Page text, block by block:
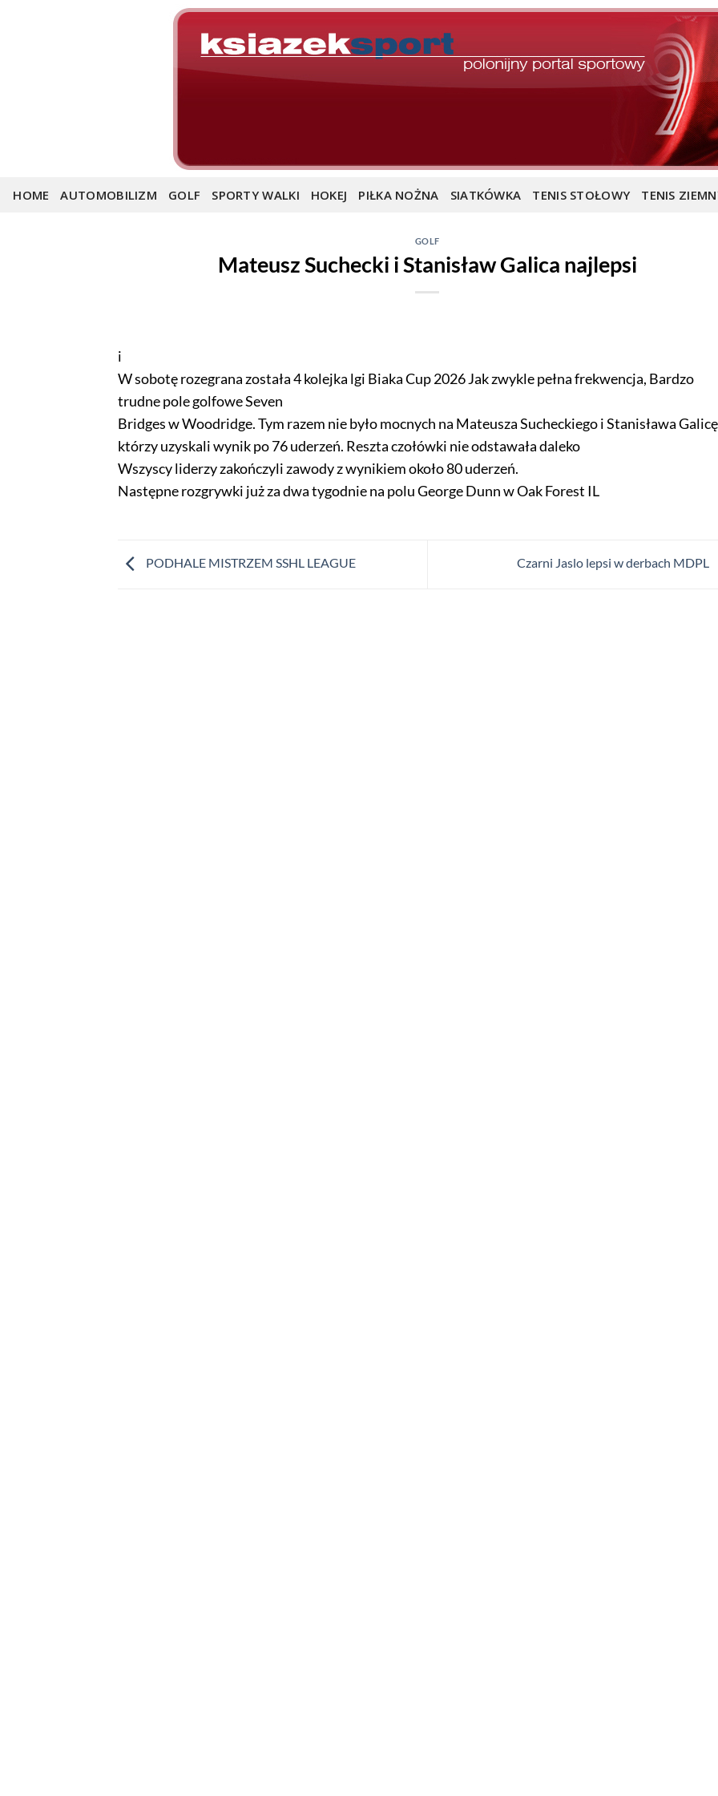
HOME AUTOMOBILIZM GOLF SPORTY WALKI HOKEJ PIŁKA NOŻNA SIATKÓWKA TENIS STOŁOWY TENIS
GOLF
Mateusz Suchecki i Stanisław Galica najlepsi
i
W sobotę rozegrana została 4 kolejka lgi Biaka Cup 2026 Jak zwykle pełna frekwencja, Bardzo
trudne pole golfowe Seven
Bridges w Woodridge. Tym razem nie było mocnych na Mateusza Sucheckiego i Stanisława
którzy uzyskali wynik po 76 uderzeń. Reszta czołówki nie odstawała daleko
Wszyscy liderzy zakończyli zawody z wynikiem około 80 uderzeń.
Następne rozgrywki już za dwa tygodnie na polu George Dunn w Oak Forest IL
PODHALE MISTRZEM SSHL LEAGUE Czarni Jaslo lepsi w derbach MDPL